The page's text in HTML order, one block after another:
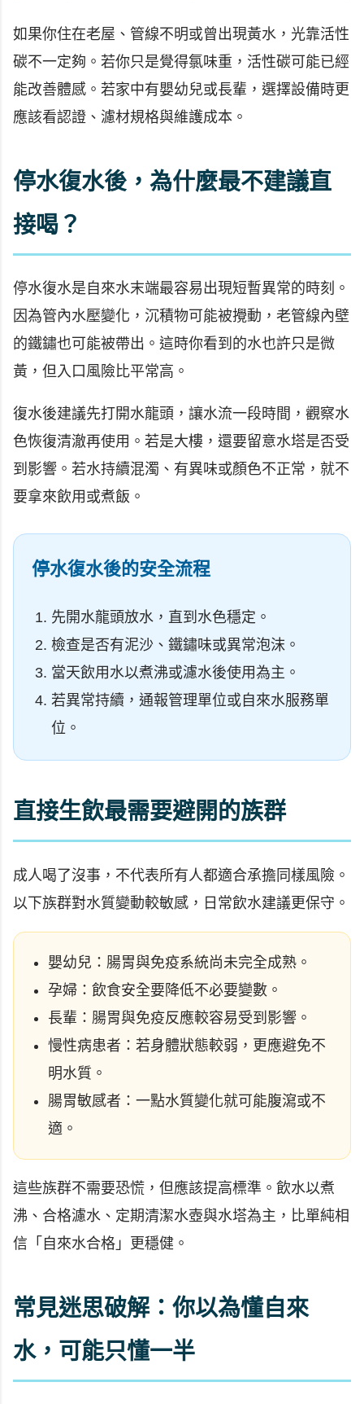
如果你住在老屋、管線不明或曾出現黃水，光靠活性
碳不一定夠。若你只是覺得氯味重，活性碳可能已經
能改善體感。若家中有嬰幼兒或長輩，選擇設備時更
應該看認證、濾材規格與維護成本。
停水復水後，為什麼最不建議直
接喝？
停水復水是自來水末端最容易出現短暫異常的時刻。
因為管內水壓變化，沉積物可能被攪動，老管線內壁
的鐵鏽也可能被帶出。這時你看到的水也許只是微
黃，但入口風險比平常高。
復水後建議先打開水龍頭，讓水流一段時間，觀察水
色恢復清澈再使用。若是大樓，還要留意水塔是否受
到影響。若水持續混濁、有異味或顏色不正常，就不
要拿來飲用或煮飯。
停水復水後的安全流程
先開水龍頭放水，直到水色穩定。
檢查是否有泥沙、鐵鏽味或異常泡沫。
當天飲用水以煮沸或濾水後使用為主。
若異常持續，通報管理單位或自來水服務單
位。
直接生飲最需要避開的族群
成人喝了沒事，不代表所有人都適合承擔同樣風險。
以下族群對水質變動較敏感，日常飲水建議更保守。
嬰幼兒：腸胃與免疫系統尚未完全成熟。
孕婦：飲食安全要降低不必要變數。
長輩：腸胃與免疫反應較容易受到影響。
慢性病患者：若身體狀態較弱，更應避免不
明水質。
腸胃敏感者：一點水質變化就可能腹瀉或不
適。
這些族群不需要恐慌，但應該提高標準。飲水以煮
沸、合格濾水、定期清潔水壺與水塔為主，比單純相
信「自來水合格」更穩健。
常見迷思破解：你以為懂自來
水，可能只懂一半